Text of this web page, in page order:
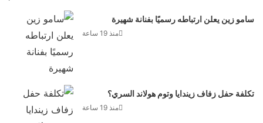
سامو زين يعلن ارتباطه رسميًا بفنانة شهيرة
منذ 19 ساعة
تكلفة حفل زفاف زيندايا وتوم هولاند السري؟
منذ 19 ساعة